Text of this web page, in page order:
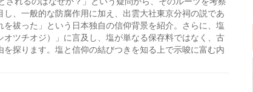
、一般的な防腐作用に加え、出雲大社東京分祠の説であ
祓った」という日本独自の信仰背景を紹介。さらに、塩
ツチオジ）」に言及し、塩が単なる保存料ではなく、古
探ります。塩と信仰の結びつきを知る上で示唆に富む内